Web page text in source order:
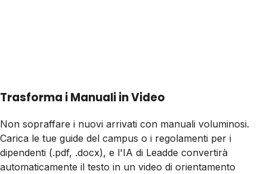
Trasforma i Manuali in Video
Non sopraffare i nuovi arrivati con manuali voluminosi.
Carica le tue guide del campus o i regolamenti per i
dipendenti (.pdf, .docx), e l'IA di Leadde convertirà
automaticamente il testo in un video di orientamento